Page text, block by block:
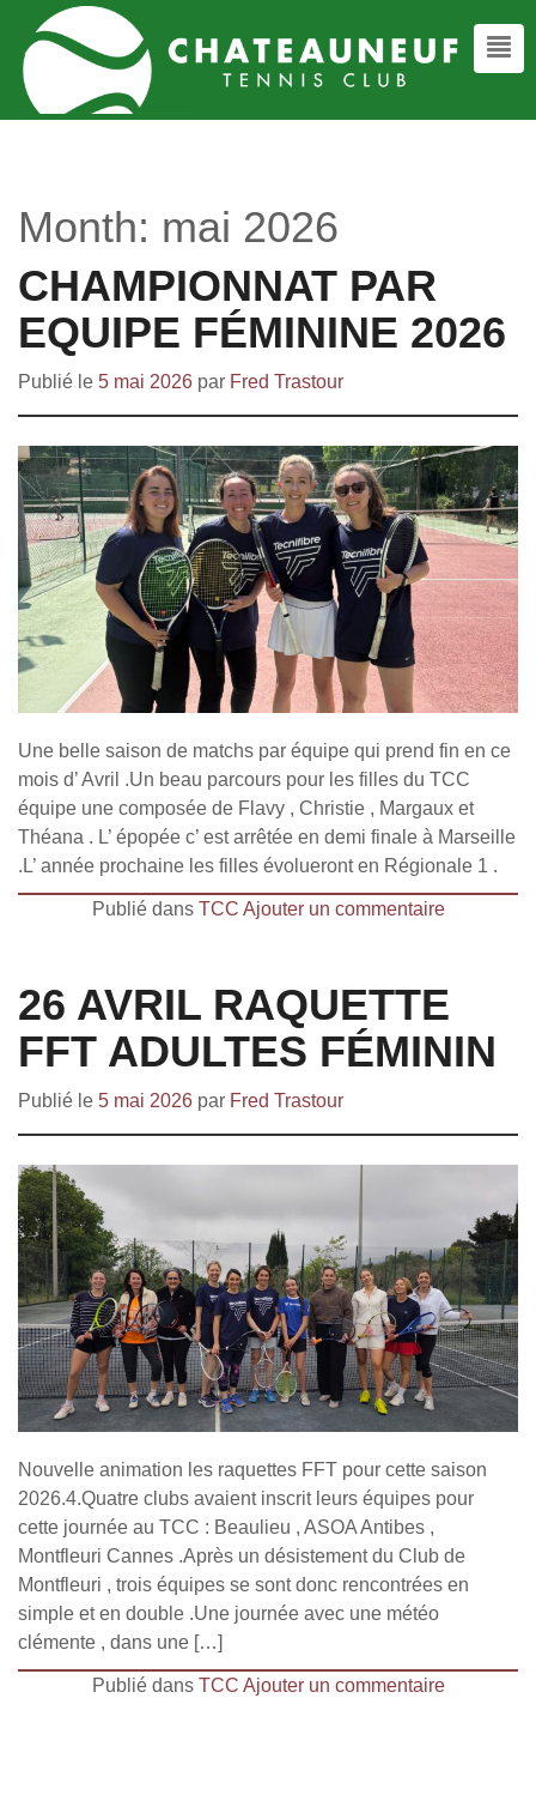
Month: mai 2026
CHAMPIONNAT PAR
EQUIPE FÉMININE 2026
Publié le 5 mai 2026 par Fred Trastour
Une belle saison de matchs par équipe qui prend fin en ce
mois d’ Avril .Un beau parcours pour les filles du TCC
équipe une composée de Flavy , Christie , Margaux et
Théana . L’ épopée c’ est arrêtée en demi finale à Marseille
.L’ année prochaine les filles évolueront en Régionale 1 .
Publié dans TCC Ajouter un commentaire
26 AVRIL RAQUETTE
FFT ADULTES FÉMININ
Publié le 5 mai 2026 par Fred Trastour
Nouvelle animation les raquettes FFT pour cette saison
2026.4.Quatre clubs avaient inscrit leurs équipes pour
cette journée au TCC : Beaulieu , ASOA Antibes ,
Montfleuri Cannes .Après un désistement du Club de
Montfleuri , trois équipes se sont donc rencontrées en
simple et en double .Une journée avec une météo
clémente , dans une […]
Publié dans TCC Ajouter un commentaire